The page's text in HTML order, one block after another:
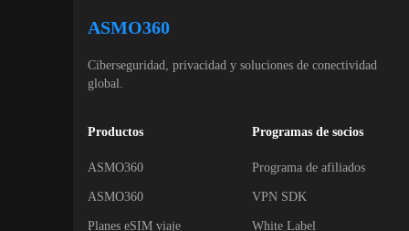
ASMO360
Ciberseguridad, privacidad y soluciones de conectividad
global.
Productos
ASMO360
ASMO360
Planes eSIM viaje
Programas de socios
Programa de afiliados
VPN SDK
White Label